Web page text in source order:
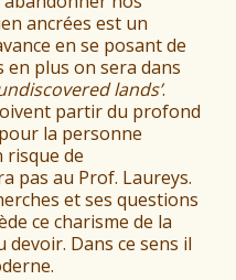
ancrées est un
en se posant de
en plus on sera dans
lands’.
partir du profond
la personne
risque de
pas au Prof. Laureys.
et ses questions
ce charisme de la
devoir. Dans ce sens il